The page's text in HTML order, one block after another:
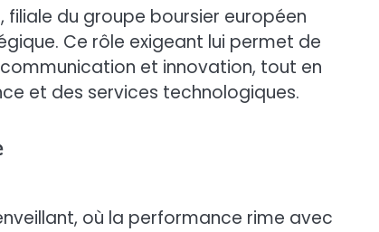
filiale du groupe boursier européen
Ce rôle exigeant lui permet de
et innovation, tout en
et des services technologiques.
où la performance rime avec